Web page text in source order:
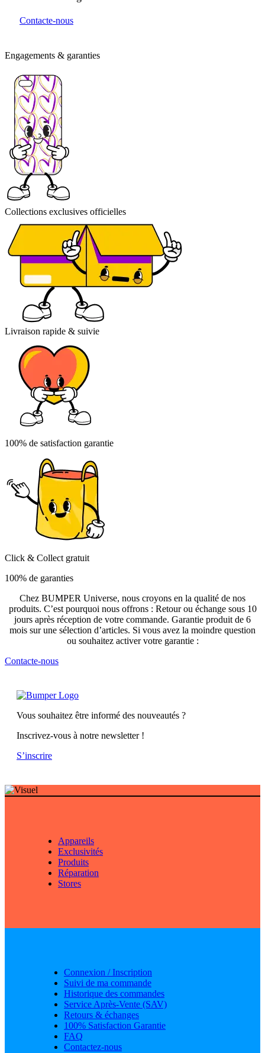
Contacte-nous
Engagements & garanties
Collections exclusives officielles
Livraison rapide & suivie
100% de satisfaction garantie
Click & Collect gratuit
100% de garanties
Chez BUMPER Universe, nous croyons en la qualité de nos
produits. C’est pourquoi nous offrons : Retour ou échange sous 10
jours après réception de votre commande. Garantie produit de 6
mois sur une sélection d’articles. Si vous avez la moindre question
ou souhaitez activer votre garantie :
Contacte-nous
Vous souhaitez être informé des nouveautés ?
Inscrivez-vous à notre newsletter !
S’inscrire
Appareils
Exclusivités
Produits
Réparation
Stores
Connexion / Inscription
Suivi de ma commande
Historique des commandes
Service Après-Vente (SAV)
Retours & échanges
100% Satisfaction Garantie
FAQ
Contactez-nous